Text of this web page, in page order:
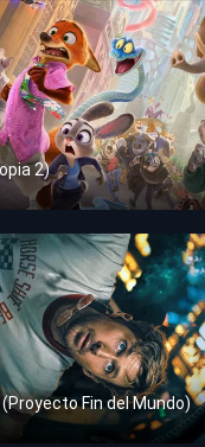
2)
Fin del Mundo)